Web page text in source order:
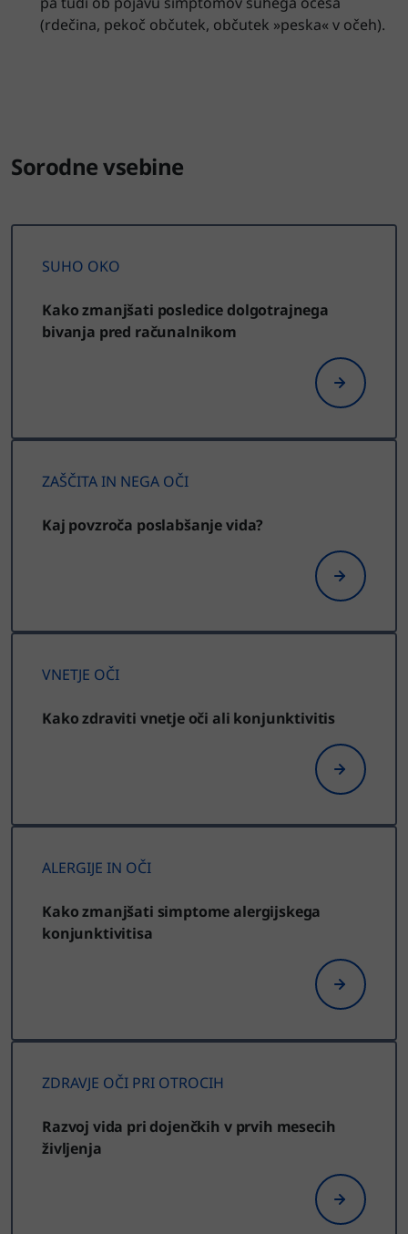
(rdečina, pekoč občutek, občutek »peska« v očeh).
Sorodne vsebine
SUHO OKO
Kako zmanjšati posledice dolgotrajnega
bivanja pred računalnikom
ZAŠČITA IN NEGA OČI
Kaj povzroča poslabšanje vida?
VNETJE OČI
Kako zdraviti vnetje oči ali konjunktivitis
ALERGIJE IN OČI
Kako zmanjšati simptome alergijskega
konjunktivitisa
ZDRAVJE OČI PRI OTROCIH
Razvoj vida pri dojenčkih v prvih mesecih
življenja